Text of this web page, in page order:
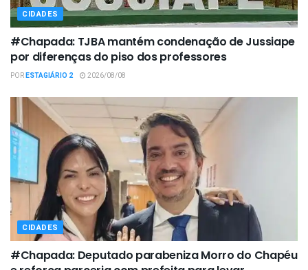
CIDADES
#Chapada: TJBA mantém condenação de Jussiape
por diferenças do piso dos professores
PORESTAGIÁRIO 2 2026/08/08
CIDADES
#Chapada: Deputado parabeniza Morro do Chapéu